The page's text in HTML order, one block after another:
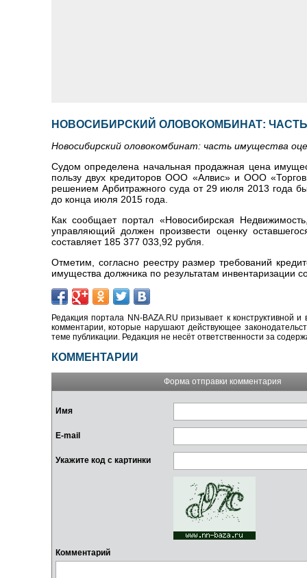
НОВОСИБИРСКИЙ ОЛОВОКОМБИНАТ:
Новосибирский оловокомбинат: часть имущества
Судом определена начальная продажная цена
пользу двух кредиторов ООО «Алвис» и ООО
решением Арбитражного суда от 29 июля 2013 года
до конца июля 2015 года.
Как сообщает портал «Новосибирская
управляющий должен произвести оценку
составляет 185 377 033,92 рубля.
Отметим, согласно реестру размер требований
имущества должника по результатам инвентаризации
Редакция портала NN-BAZA.RU призывает к конструктивной
комментарии, которые нарушают действующее
теме публикации. Редакция не несёт ответственности за
КОММЕНТАРИИ
Форма отправки комментария
Имя
E-mail
Укажите код с картинки
Комментарий